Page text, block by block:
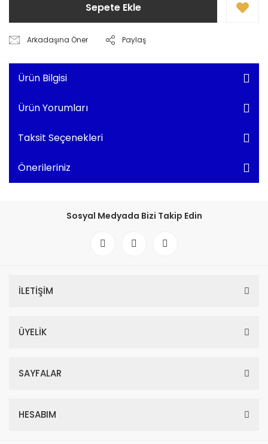
Sepete Ekle
Arkadaşına Öner Paylaş
Ürün Bilgisi
Ürün Yorumları
Taksit Seçenekleri
Önerileriniz
Sosyal Medyada Bizi Takip Edin
İLETİŞİM
ÜYELİK
SAYFALAR
HESABIM